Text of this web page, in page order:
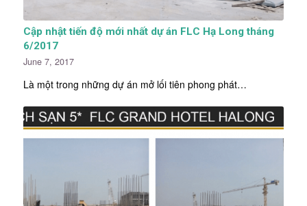
Cập nhật tiến độ mới nhất dự án FLC Hạ Long tháng
6/2017
June 7, 2017
Là một trong những dự án mở lối tiên phong phát…